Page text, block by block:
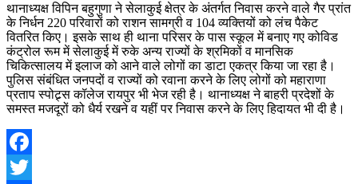
थानाध्यक्ष विपिन बहुगुणा ने सेलाकुई क्षेत्र के अंतर्गत निवास करने वाले गैर प्रांत
के निर्धन 220 परिवारों को राशन सामग्री व 104 व्यक्तियों को लंच पैकेट
वितरित किए। इसके साथ ही थाना परिसर के पास स्कूल में बनाए गए कोविड
कंट्रोल रूम में सेलाकुई में रुके अन्य राज्यों के श्रमिकों व मानसिक
चिकित्सालय में इलाज को आने वाले लोगों का डाटा एकत्र किया जा रहा है।
पुलिस संबंधित जनपदों व राज्यों को रवाना करने के लिए लोगों को महाराणा
प्रताप स्पोट्र्स कॉलेज रायपुर भी भेज रही है। थानाध्यक्ष ने बाहरी प्रदेशों के
समस्त मजदूरों को धैर्य रखने व यहीं पर निवास करने के लिए हिदायत भी दी है।
Facebook